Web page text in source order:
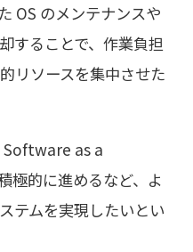
OS のメンテナンスや
することで、作業負担
リソースを集中させた
Software as a
極的に進めるなど、よ
テムを実現したいとい